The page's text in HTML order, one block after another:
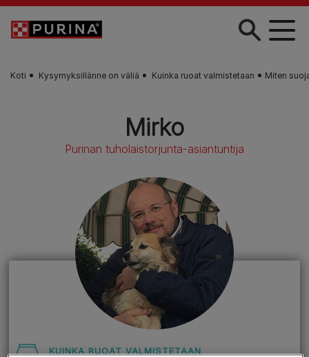
Skip to main content
Koti Kysymyksillänne on väliä Kuinka ruoat valmistetaan Miten
Mirko
Purinan tuholaistorjunta-asiantuntija
KUINKA RUOAT VALMISTETAAN